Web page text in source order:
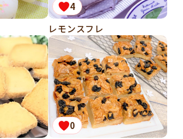
4
レモンスフレ
0